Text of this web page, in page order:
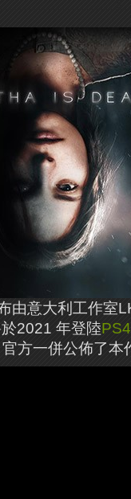
由意大利工作室
2021 年登陸PS4
方一併公佈了本